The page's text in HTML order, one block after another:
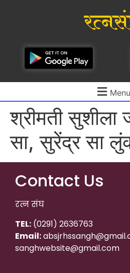
Menu
श्रीमती सुशीला
सा, सुरेंद्र सा
Contact Us
रत्न संघ
TEL: (0291) 2636763
Email:
sanghwebsite@gmail.com